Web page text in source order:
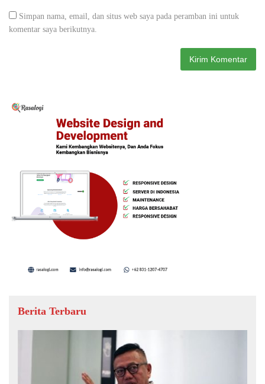
Simpan nama, email, dan situs web saya pada peramban ini untuk
komentar saya berikutnya.
Berita Terbaru